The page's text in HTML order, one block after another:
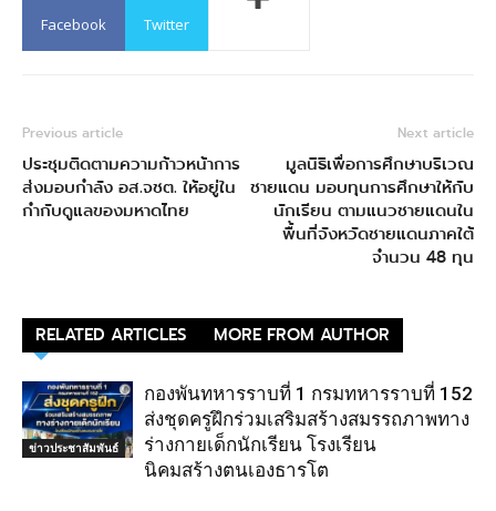
Facebook Twitter
Previous article
ประชุมติดตามความก้าวหน้าการ
ส่งมอบกำลัง อส.จชต. ให้อยู่ใน
กำกับดูแลของมหาดไทย
Next article
มูลนิธิเพื่อการศึกษาบริเวณ
ชายแดน มอบทุนการศึกษาให้กับ
นักเรียน ตามแนวชายแดนใน
พื้นที่จังหวัดชายแดนภาคใต้
จำนวน 48 ทุน
RELATED ARTICLES MORE FROM AUTHOR
ข่าวประชาสัมพันธ์
กองพันทหารราบที่ 1 กรมทหารราบที่ 152
ส่งชุดครูฝึกร่วมเสริมสร้างสมรรถภาพทาง
ร่างกายเด็กนักเรียน โรงเรียน
นิคมสร้างตนเองธารโต